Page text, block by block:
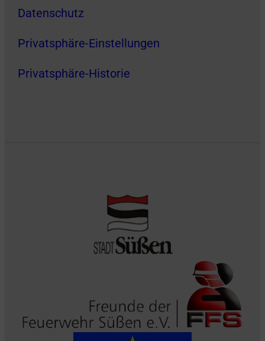
Datenschutz
Privatsphäre-Einstellungen
Privatsphäre-Historie